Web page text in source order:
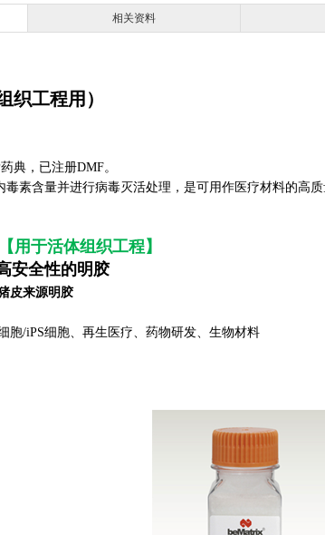
相关资料
织工程用）
典，已注册DMF。
毒素含量并进行病毒灭活处理，是可用作医疗材料的高
于活体组织工程】
安全性的明胶
皮来源明胶
胞/iPS细胞、再生医疗、药物研发、生物材料